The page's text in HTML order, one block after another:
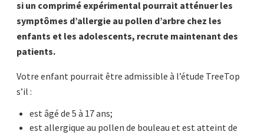
si un comprimé expérimental pourrait atténuer les
symptômes d’allergie au pollen d’arbre chez les
enfants et les adolescents, recrute maintenant des
patients.
Votre enfant pourrait être admissible à l’étude TreeTop
s’il :
est âgé de 5 à 17 ans;
est allergique au pollen de bouleau et est atteint de